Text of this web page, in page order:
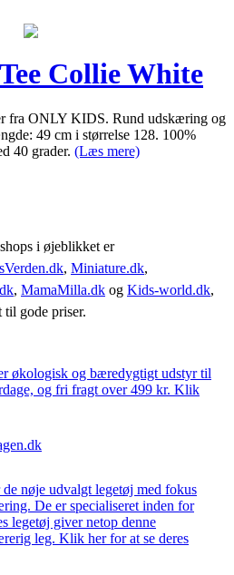
Collie White
fra ONLY KIDS. Rund udskæring og
49 cm i størrelse 128. 100%
40 grader. (Læs mere)
i øjeblikket er
, Miniature.dk,
, MamaMilla.dk og Kids-world.dk,
til gode priser.
økologisk og bæredygtigt udstyr til
og fri fragt over 499 kr. Klik
nøje udvalgt legetøj med fokus
De er specialiseret inden for
legetøj giver netop denne
leg. Klik her for at se deres